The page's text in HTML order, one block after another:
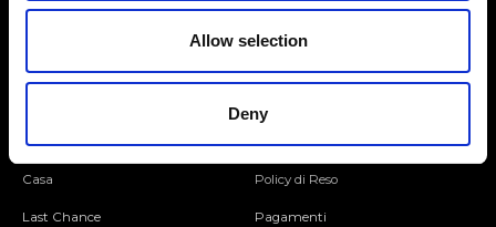
Allow selection
Deny
Uomo
Casa
Last Chance
Spedizione e Consegna
Policy di Reso
Pagamenti